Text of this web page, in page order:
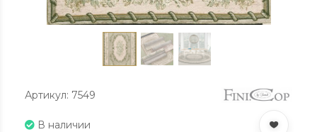
Артикул: 7549
В наличии